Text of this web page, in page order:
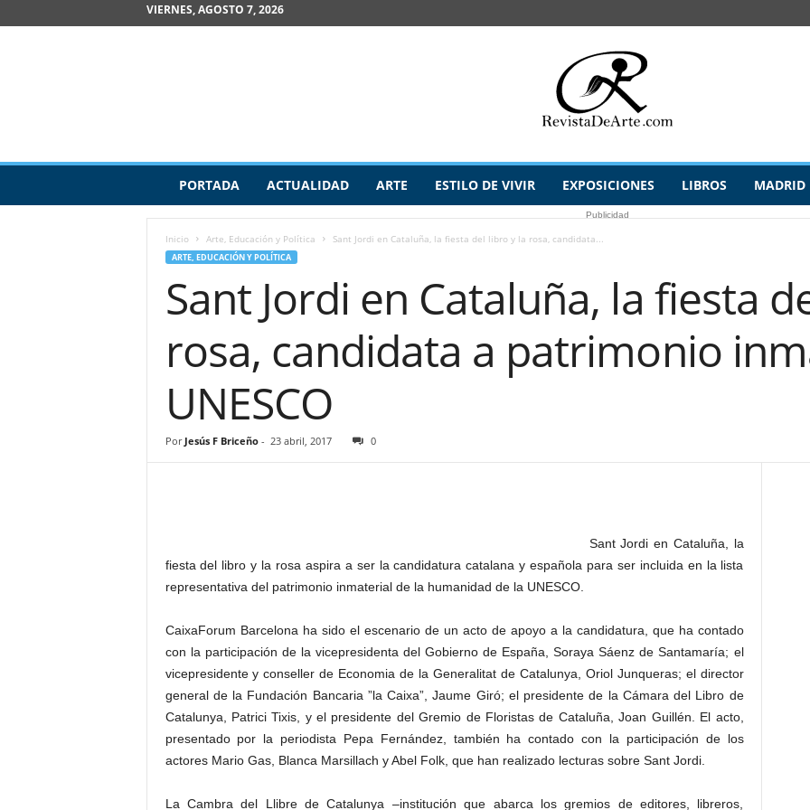
VIERNES, AGOSTO 7, 2026
v
PORTADA ACTUALIDAD ARTE ESTILO DE VIVIR EXPOSICIONES LIBROS MADRID
Publicidad
Inicio Arte, Educación y Política Sant Jordi en Cataluña, la fiesta del libro y la rosa, candidata...
ARTE, EDUCACIÓN Y POLÍTICA
Sant Jordi en Cataluña, la fiesta
rosa, candidata a patrimonio
UNESCO
Por Jesús F Briceño- 23 abril, 2017 0
Sant Jordi en Cataluña, la
fiesta del libro y la rosa aspira a ser la candidatura catalana y española para ser incluida en la lista
representativa del patrimonio inmaterial de la humanidad de la UNESCO.
CaixaForum Barcelona ha sido el escenario de un acto de apoyo a la candidatura, que ha contado
con la participación de la vicepresidenta del Gobierno de España, Soraya Sáenz de Santamaría; el
vicepresidente y conseller de Economia de la Generalitat de Catalunya, Oriol Junqueras; el director
general de la Fundación Bancaria ”la Caixa”, Jaume Giró; el presidente de la Cámara del Libro de
Catalunya, Patrici Tixis, y el presidente del Gremio de Floristas de Cataluña, Joan Guillén. El acto,
presentado por la periodista Pepa Fernández, también ha contado con la participación de los
actores Mario Gas, Blanca Marsillach y Abel Folk, que han realizado lecturas sobre Sant Jordi.
La Cambra del Llibre de Catalunya –institución que abarca los gremios de editores, libreros,